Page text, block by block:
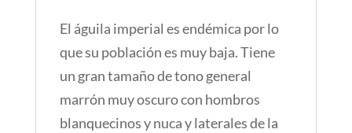
El águila imperial es endémica por lo
que su población es muy baja.Tiene
un gran tamaño de tono general
marrón muy oscuro con hombros
blanquecinos y nuca y laterales de la